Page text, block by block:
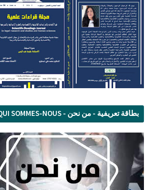
بطاقة تعريفية - من نحن - QUI SOMMES-NOUS